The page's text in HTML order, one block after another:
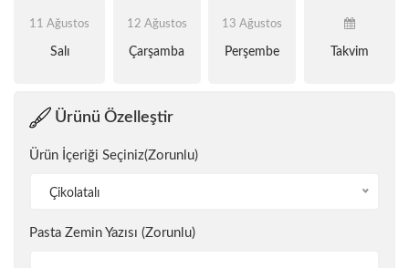
11 Ağustos
Salı
12 Ağustos
Çarşamba
13 Ağustos
Perşembe Takvim
Ürünü Özelleştir
Ürün İçeriği Seçiniz(Zorunlu)
Çikolatalı
Pasta Zemin Yazısı (Zorunlu)